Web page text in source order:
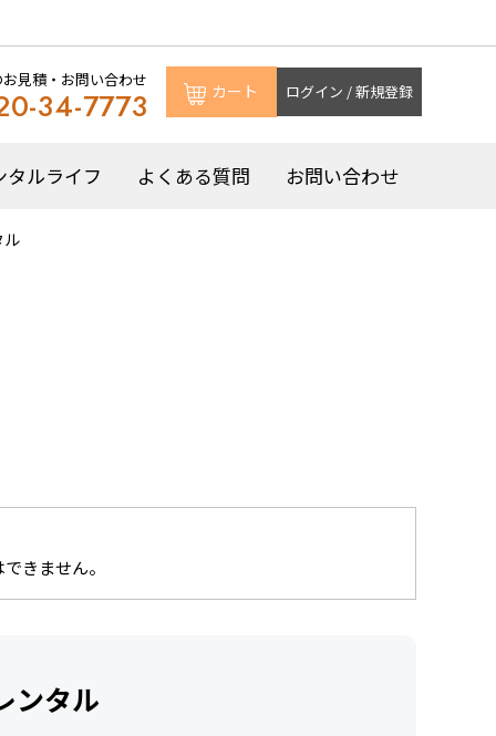
見積・お問い合わせ
34-7773 カート ログイン / 新規登録
ルライフ よくある質問 お問い合わせ
きません。
ンタル